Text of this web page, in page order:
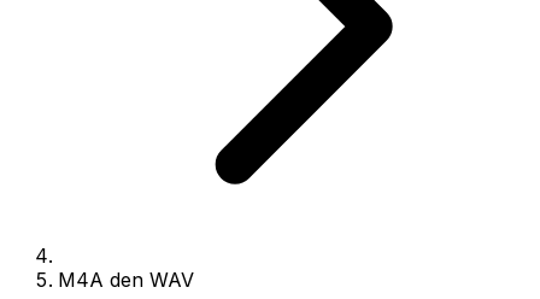
M4A den WAV